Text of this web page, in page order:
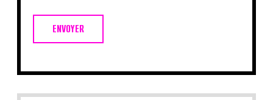
ENVOYER